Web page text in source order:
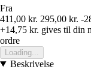
Fra
411,00 kr. 295,00 kr. -
+14,75 kr. gives til din
ordre
Loading...
Beskrivelse